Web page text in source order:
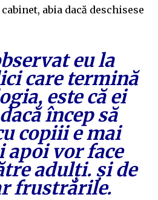
abia dacă deschisese
eu la
care termină
este că ei
încep să
copiiie mai
apoivor face
adulți. și de
frustrările.